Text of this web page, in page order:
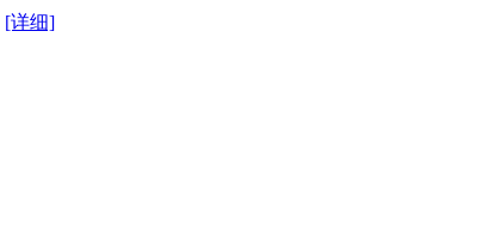
[详细]